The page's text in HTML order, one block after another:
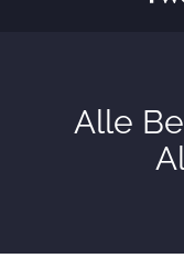
Alle